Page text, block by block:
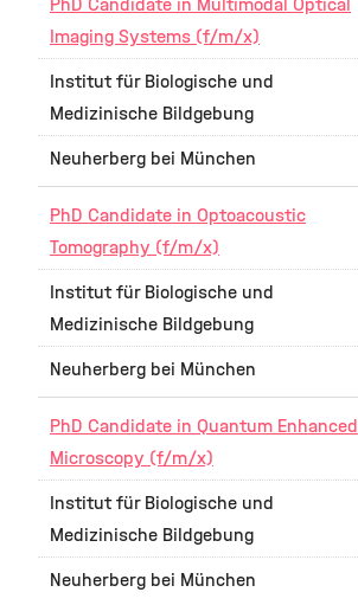
Imaging Systems (f/m/x)
Institut für Biologische und
Medizinische Bildgebung
Neuherberg bei München
PhD Candidate in Optoacoustic
Tomography (f/m/x)
Institut für Biologische und
Medizinische Bildgebung
Neuherberg bei München
PhD Candidate in Quantum Enhanced
Microscopy (f/m/x)
Institut für Biologische und
Medizinische Bildgebung
Neuherberg bei München